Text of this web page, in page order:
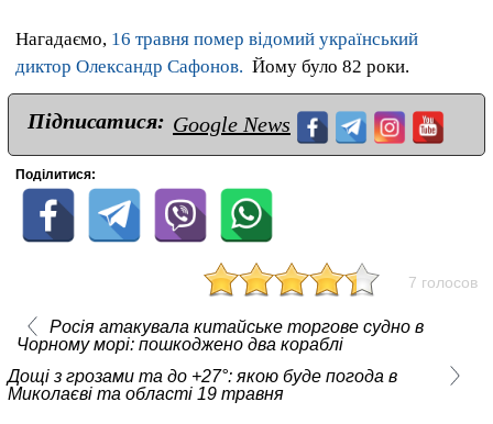
Нагадаємо, 16 травня помер відомий український
диктор Олександр Сафонов. Йому було 82 роки.
Підписатися: Google News
Поділитися:
7 голосов
Росія атакувала китайське торгове судно в
Чорному морі: пошкоджено два кораблі
Дощі з грозами та до +27°: якою буде погода в
Миколаєві та області 19 травня